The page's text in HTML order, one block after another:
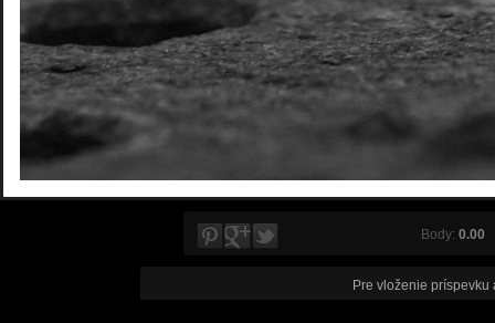
Body: 0.00
Pre vloženie